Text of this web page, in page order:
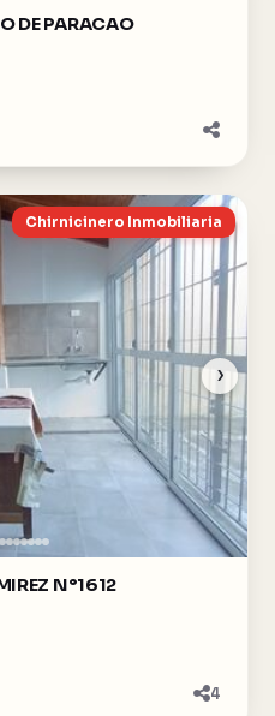
EN ALTO DE PARACAO
›
Chirnicinero Inmobiliaria
- AV RAMIREZ N°1612
4